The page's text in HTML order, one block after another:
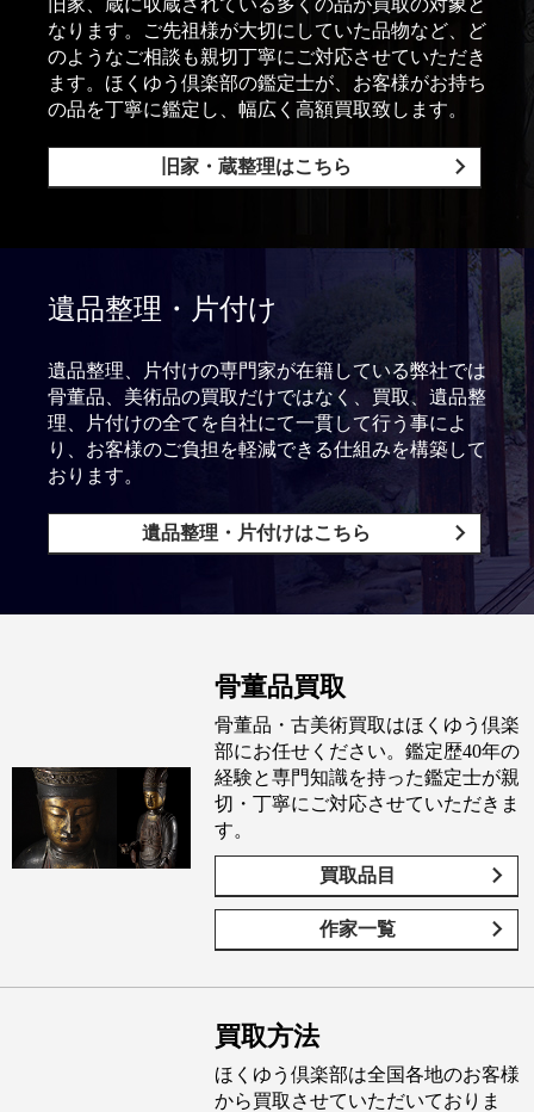
なります。ご先祖様が大切にしていた品物など、ど
のようなご相談も親切丁寧にご対応させていただき
ます。ほくゆう倶楽部の鑑定士が、お客様がお持ち
の品を丁寧に鑑定し、幅広く高額買取致します。
旧家・蔵整理はこちら
遺品整理・片付け
遺品整理、片付けの専門家が在籍している弊社では
骨董品、美術品の買取だけではなく、買取、遺品整
理、片付けの全てを自社にて一貫して行う事によ
り、お客様のご負担を軽減できる仕組みを構築して
おります。
遺品整理・片付けはこちら
骨董品買取
骨董品・古美術買取はほくゆう倶楽
部にお任せください。鑑定歴40年の
経験と専門知識を持った鑑定士が親
切・丁寧にご対応させていただきま
す。
買取品目
作家一覧
買取方法
ほくゆう倶楽部は全国各地のお客様
から買取させていただいておりま